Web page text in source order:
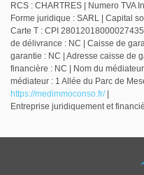
RCS : CHARTRES | Numero TVA
Forme juridique : SARL | Capital
Carte T : CPI
de délivrance : NC | Caisse de
garantie : NC | Adresse caisse de
financière : NC | Nom du
médiateur : 1 Allée du Parc de
https://medimmoconso.fr/|
Entreprise juridiquement et